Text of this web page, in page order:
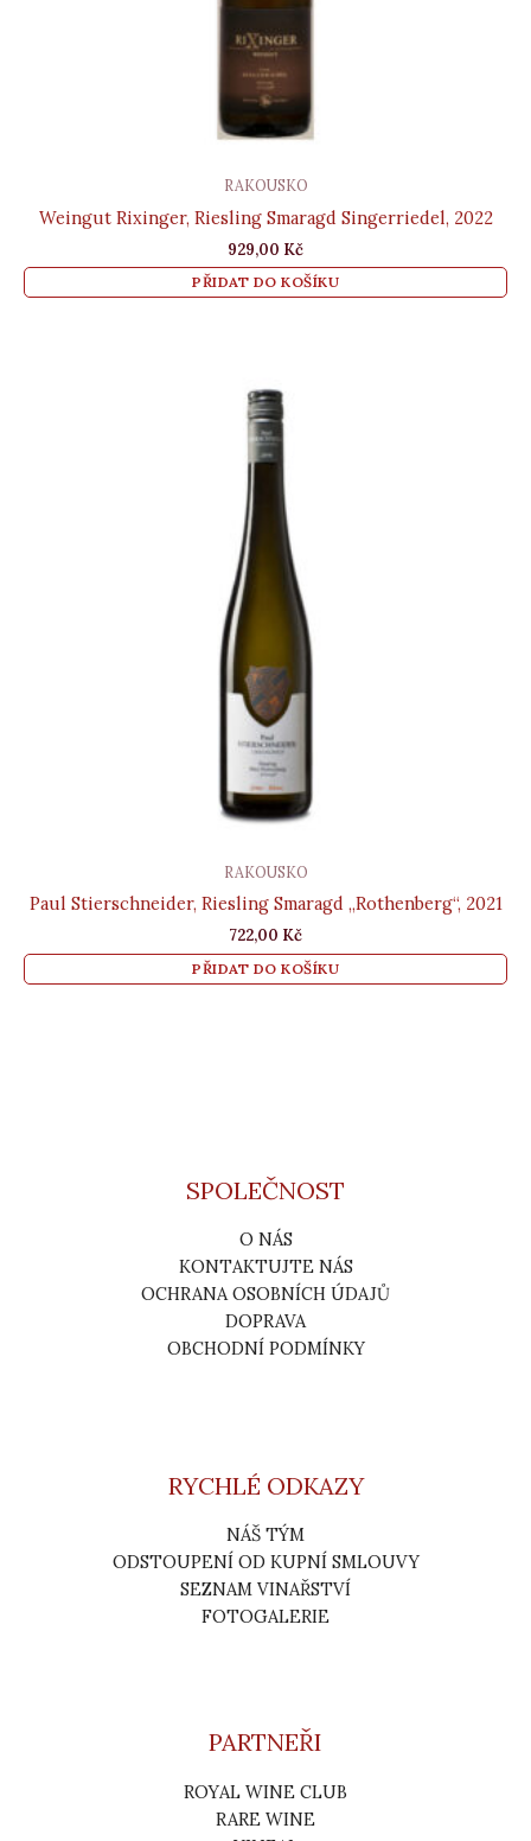
RAKOUSKO
Weingut Rixinger, Riesling Smaragd Singerriedel, 2022
929,00 Kč
PŘIDAT DO KOŠÍKU
RAKOUSKO
Paul Stierschneider, Riesling Smaragd „Rothenberg“, 2021
722,00 Kč
PŘIDAT DO KOŠÍKU
SPOLEČNOST
O NÁS
KONTAKTUJTE NÁS
OCHRANA OSOBNÍCH ÚDAJŮ
DOPRAVA
OBCHODNÍ PODMÍNKY
RYCHLÉ ODKAZY
NÁŠ TÝM
ODSTOUPENÍ OD KUPNÍ SMLOUVY
SEZNAM VINAŘSTVÍ
FOTOGALERIE
PARTNEŘI
ROYAL WINE CLUB
RARE WINE